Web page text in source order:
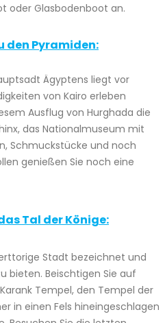
oder Glasbodenboot an.
den Pyramiden:
Ägyptens liegt vor
von Kairo erleben
Ausflug von Hurghada die
das Nationalmuseum mit
Schmuckstücke und noch
genießen Sie noch eine
Tal der Könige:
Stadt bezeichnet und
bieten. Beischtigen Sie auf
Tempel, den Tempel der
in einen Fels hineingeschlagen